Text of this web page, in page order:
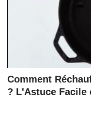
Comment
? L'Astuce Facile